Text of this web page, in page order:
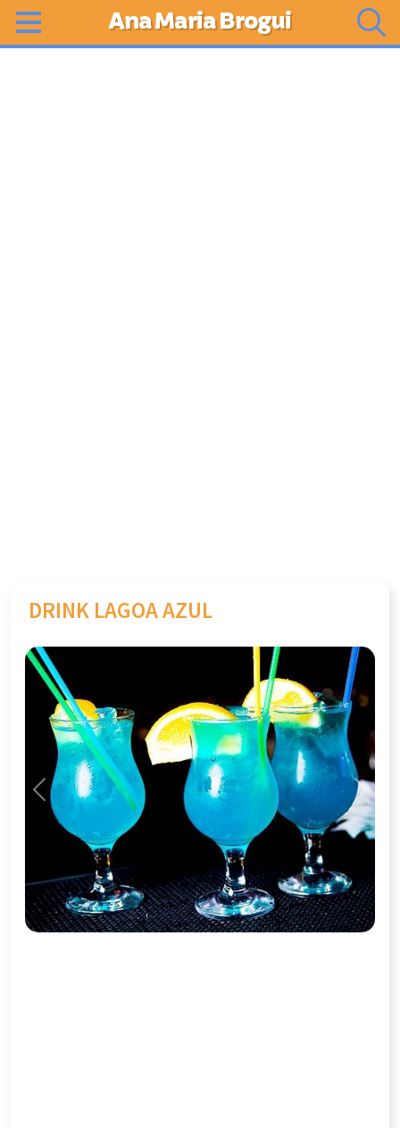
Ana Maria Brogui
DRINK LAGOA AZUL
Previous Next